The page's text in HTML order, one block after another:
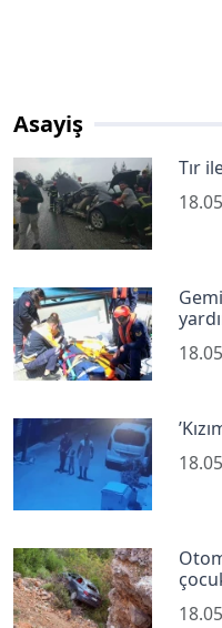
Asayiş
Tır